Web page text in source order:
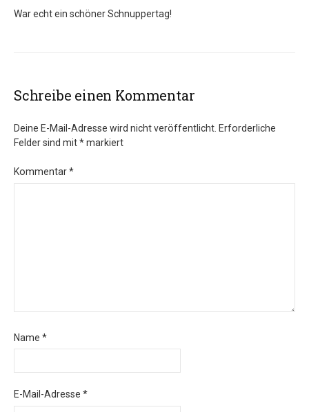
War echt ein schöner Schnuppertag!
Schreibe einen Kommentar
Deine E-Mail-Adresse wird nicht veröffentlicht. Erforderliche
Felder sind mit*markiert
Kommentar*
Name *
E-Mail-Adresse *